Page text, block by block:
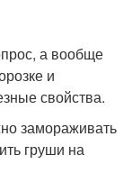
а вообще
и
свойства.
замораживать
груши на